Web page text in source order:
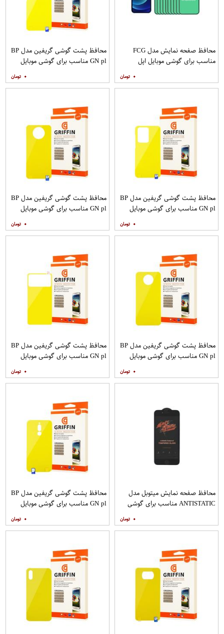
محافظ صفحه نمایش مدل FCG
مناسب برای گوشی موبایل اپل
۰
محافظ پشت گوشی گریفین مدل BP
GN pl مناسب برای گوشی موبایل
۰
محافظ پشت گوشی گریفین مدل BP
GN pl مناسب برای گوشی موبایل
۰
محافظ پشت گوشی گریفین مدل BP
GN pl مناسب برای گوشی موبایل
۰
محافظ پشت گوشی گریفین مدل BP
GN pl مناسب برای گوشی موبایل
۰
محافظ پشت گوشی گریفین مدل BP
GN pl مناسب برای گوشی موبایل
۰
محافظ صفحه نمایش میتوبل مدل
ANTISTATIC مناسب برای گوشی
۰
محافظ پشت گوشی گریفین مدل BP
GN pl مناسب برای گوشی موبایل
۰